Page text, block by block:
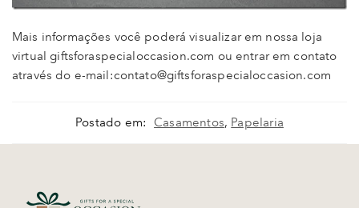
Mais informações você poderá visualizar em nossa loja
virtual giftsforaspecialoccasion.com ou entrar em contato
através do e-mail:contato@giftsforaspecialoccasion.com
Postado em: Casamentos, Papelaria